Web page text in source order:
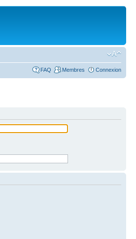
FAQ Membres Connexion